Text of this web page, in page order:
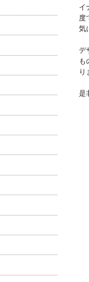
イ
度
気
デ
も
り
是